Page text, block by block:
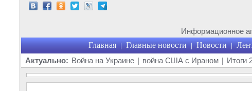
Информационное
Главная | Главные новости | Новости |
Актуально: Война на Украине | война США с Ираном | Итоги